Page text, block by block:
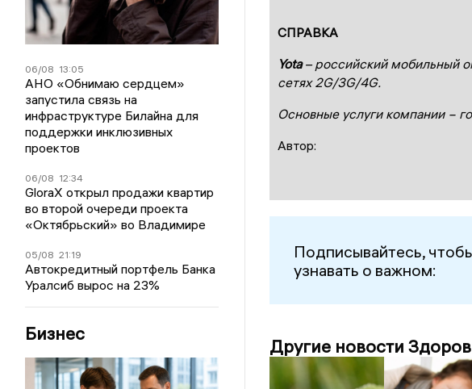
06/08 13:05
АНО «Обнимаю сердцем»
запустила связь на
инфраструктуре Билайна для
поддержки инклюзивных
проектов
06/08 12:34
GloraX открыл продажи квартир
во второй очереди проекта
«Октябрьский» во Владимире
05/08 21:19
Автокредитный портфель Банка
Уралсиб вырос на 23%
Бизнес
СПРАВКА
Yota– российский мобильный
сетях 2G/3G/4G.
Основные услуги компании −
Автор:
Подписывайтесь,
узнавать о важном:
Другие новости